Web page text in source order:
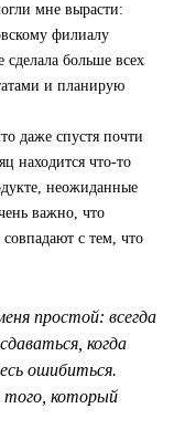
мне вырасти:
филиалу
сделала больше всех
и планирую
даже спустя почти
находится что-то
неожиданные
важно, что
с тем, что
простой: всегда
когда
ошибиться.
который